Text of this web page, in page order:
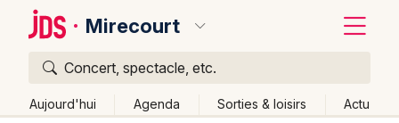
Mirecourt
Concert, spectacle, etc.
Aujourd'hui Agenda Sorties & loisirs Actu
Quoi ?